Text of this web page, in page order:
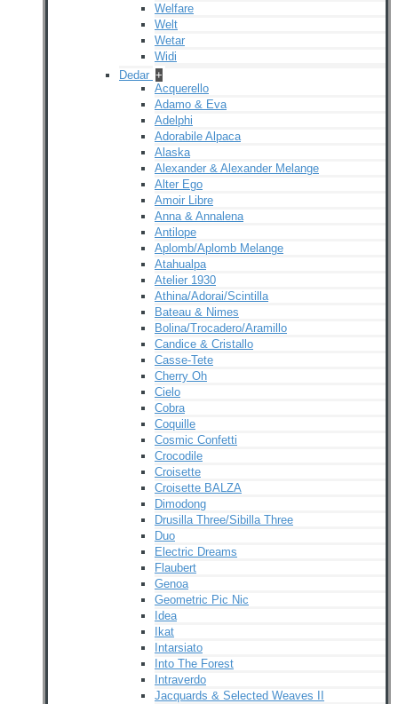
Welfare
Welt
Wetar
Widi
Dedar +
Acquerello
Adamo & Eva
Adelphi
Adorabile Alpaca
Alaska
Alexander & Alexander Melange
Alter Ego
Amoir Libre
Anna & Annalena
Antilope
Aplomb/Aplomb Melange
Atahualpa
Atelier 1930
Athina/Adorai/Scintilla
Bateau & Nimes
Bolina/Trocadero/Aramillo
Candice & Cristallo
Casse-Tete
Cherry Oh
Cielo
Cobra
Coquille
Cosmic Confetti
Crocodile
Croisette
Croisette BALZA
Dimodong
Drusilla Three/Sibilla Three
Duo
Electric Dreams
Flaubert
Genoa
Geometric Pic Nic
Idea
Ikat
Intarsiato
Into The Forest
Intraverdo
Jacquards & Selected Weaves II